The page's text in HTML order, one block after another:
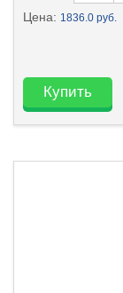
Цена: 1836.0 руб.
Купить